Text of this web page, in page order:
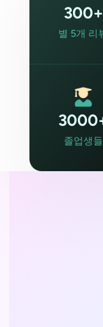
300+
별 5개 리
졸업생들